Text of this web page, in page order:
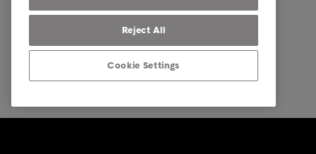
Reject All
Cookie Settings